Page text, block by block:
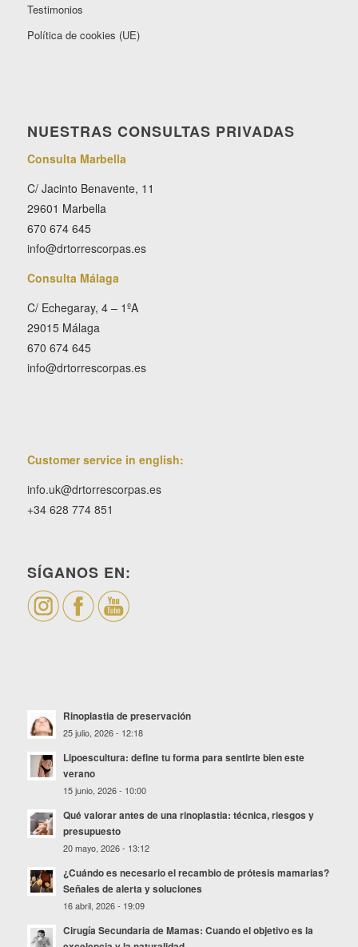
Testimonios
Política de cookies (UE)
NUESTRAS CONSULTAS PRIVADAS
Consulta Marbella
C/ Jacinto Benavente, 11
29601 Marbella
670 674 645
info@drtorrescorpas.es
Consulta Málaga
C/ Echegaray, 4 – 1ºA
29015 Málaga
670 674 645
info@drtorrescorpas.es
Customer service in english:
info.uk@drtorrescorpas.es
+34 628 774 851
SÍGANOS EN:
Rinoplastia de preservación
25 julio, 2026 - 12:18
Lipoescultura: define tu forma para sentirte bien este
verano
15 junio, 2026 - 10:00
Qué valorar antes de una rinoplastia: técnica, riesgos y
presupuesto
20 mayo, 2026 - 13:12
¿Cuándo es necesario el recambio de prótesis mamarias?
Señales de alerta y soluciones
16 abril, 2026 - 19:09
Cirugía Secundaria de Mamas: Cuando el objetivo es la